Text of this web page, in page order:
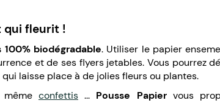
qui fleurit !
100% biodégradable. Utiliser le papier
et de ses flyers jetables. Vous pourrez
qui laisse place à de jolies fleurs ou plantes.
confettis... Pousse Papiervous